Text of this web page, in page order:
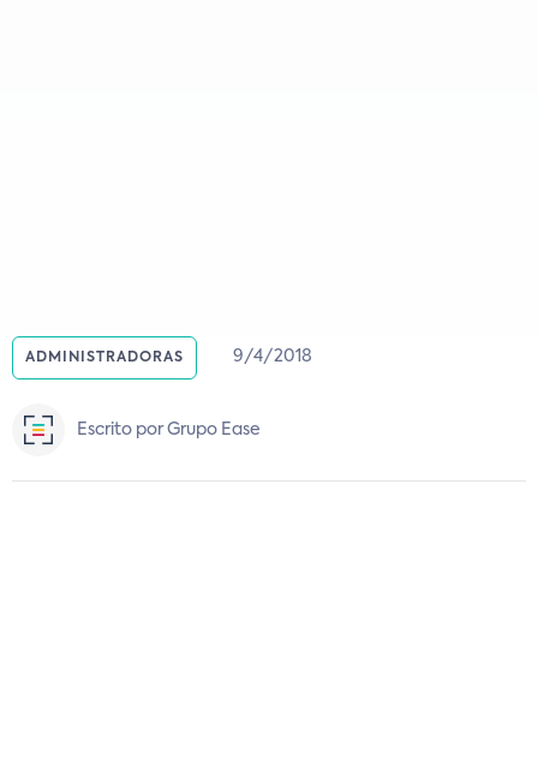
ADMINISTRADORAS 9/4/2018
Escrito por Grupo Ease